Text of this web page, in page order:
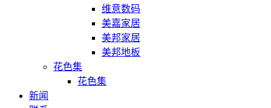
维意数码
美嘉家居
美邦家居
美邦地板
花色集
花色集
新闻